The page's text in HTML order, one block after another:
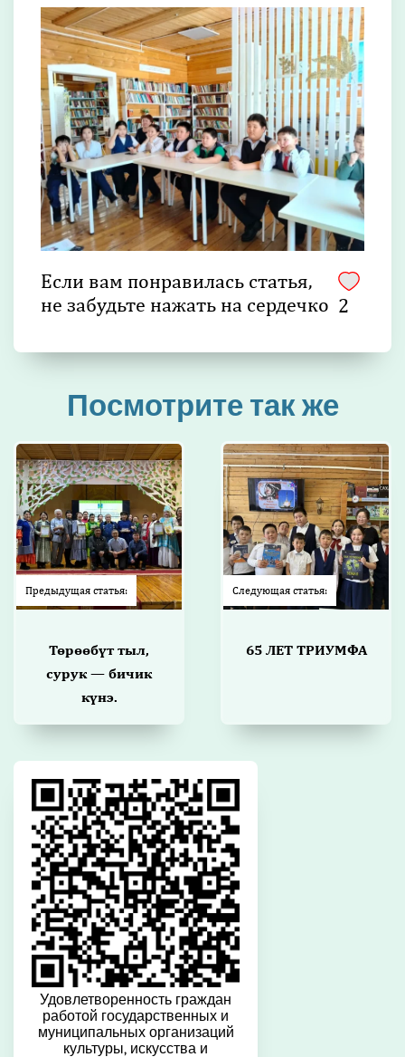
Если вам понравилась статья,
не забудьте нажать на сердечко 2
Посмотрите так же
Предыдущая статья:
Төрөөбүт тыл,
сурук — бичик
күнэ.
Следующая статья:
65 ЛЕТ ТРИУМФА
Удовлетворенность граждан
работой государственных и
муниципальных организаций
культуры, искусства и